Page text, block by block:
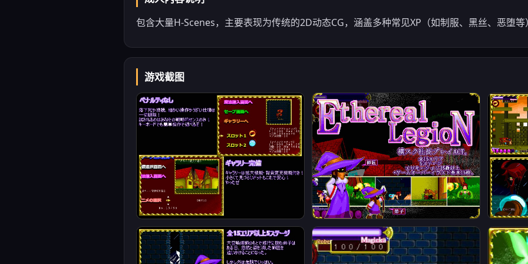
包含大量H-Scenes，主要表现为传统的2D动态CG，涵盖多种常见XP（如制服、黑丝、恶堕等
游戏截图